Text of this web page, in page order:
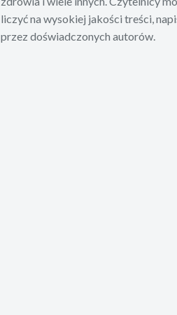
liczyć na wysokiej jakości treści,
przez doświadczonych autorów.